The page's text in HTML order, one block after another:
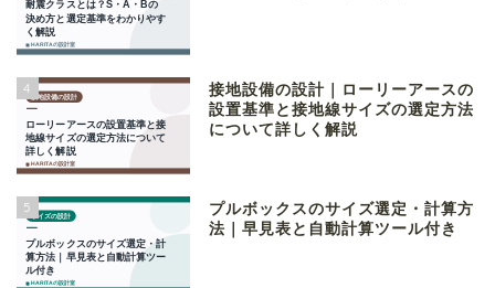
4
接地設備の設計｜ローリーアースの
設置基準と接地線サイズの選定方法
について詳しく解説
5
プルボックスのサイズ選定・計算方
法｜早見表と自動計算ツール付き